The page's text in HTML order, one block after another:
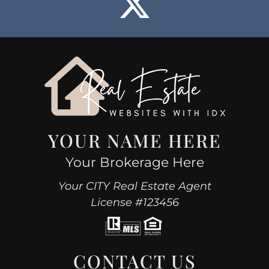
YOUR NAME HERE
Your Brokerage Here
Your CITY Real Estate Agent
License #123456
CONTACT US